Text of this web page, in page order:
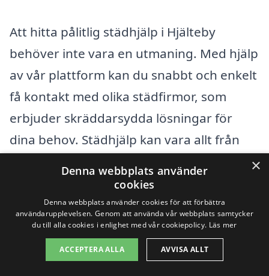
Att hitta pålitlig städhjälp i Hjälteby
behöver inte vara en utmaning. Med hjälp
av vår plattform kan du snabbt och enkelt
få kontakt med olika städfirmor, som
erbjuder skräddarsydda lösningar för
dina behov. Städhjälp kan vara allt från
oavsett vilken typ av städning du
efterfrågar kan vi hjälpa dig att få offerter
från lokala företag.
Förutom Hjälteby finns det flera
×
Denna webbplats använder
cookies
Denna webbplats använder cookies för att förbättra
användarupplevelsen. Genom att använda vår webbplats samtycker
du till alla cookies i enlighet med vår cookiepolicy. Läs mer
ACCEPTERA ALLA AVVISA ALLT